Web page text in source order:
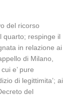
del ricorso
quarto; respinge il
in relazione ai
di Milano,
e’ pure
di legittimita’; ai
del